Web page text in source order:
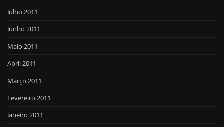
Julho 2011
Junho 2011
Maio 2011
Abril 2011
Março 2011
Fevereiro 2011
Janeiro 2011